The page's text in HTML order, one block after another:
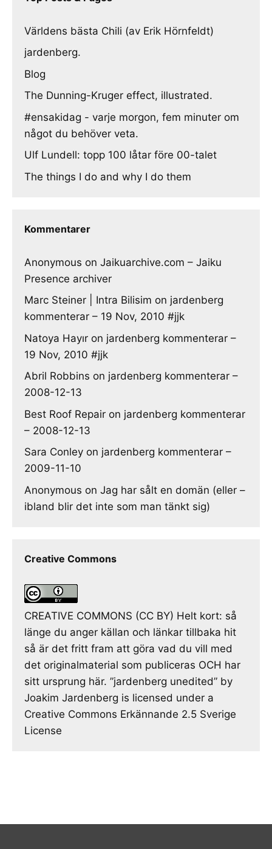
Världens bästa Chili (av Erik Hörnfeldt)
jardenberg.
Blog
The Dunning-Kruger effect, illustrated.
#ensakidag - varje morgon, fem minuter om
något du behöver veta.
Ulf Lundell: topp 100 låtar före 00-talet
The things I do and why I do them
Kommentarer
Anonymous on Jaikuarchive.com – Jaiku
Presence archiver
Marc Steiner | Intra Bilisim on jardenberg
kommenterar – 19 Nov, 2010 #jjk
Natoya Hayır on jardenberg kommenterar –
19 Nov, 2010 #jjk
Abril Robbins on jardenberg kommenterar –
2008-12-13
Best Roof Repair on jardenberg kommenterar
– 2008-12-13
Sara Conley on jardenberg kommenterar –
2009-11-10
Anonymous on Jag har sålt en domän (eller –
ibland blir det inte som man tänkt sig)
Creative Commons
CREATIVE COMMONS (CC BY) Helt kort: så
länge du anger källan och länkar tillbaka hit
så är det fritt fram att göra vad du vill med
det originalmaterial som publiceras OCH har
sitt ursprung här. ”jardenberg unedited” by
Joakim Jardenberg is licensed under a
Creative Commons Erkännande 2.5 Sverige
License